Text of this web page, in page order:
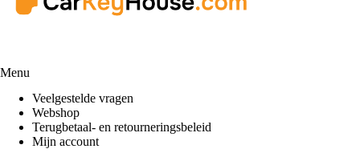
Menu
Veelgestelde vragen
Webshop
Terugbetaal- en retourneringsbeleid
Mijn account